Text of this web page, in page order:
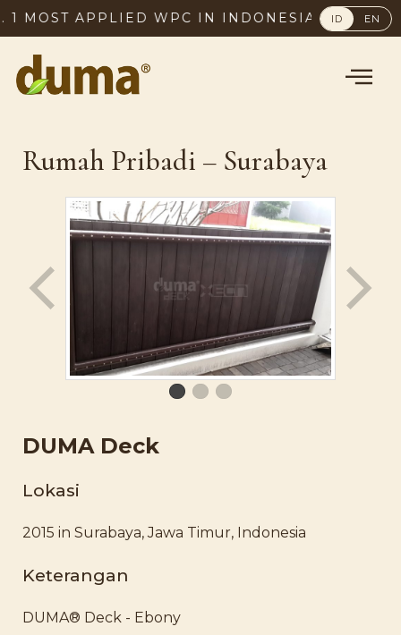
APPLIED WPC IN INDONESIA, SINCE 2003
ID EN
Rumah Pribadi – Surabaya
DUMA Deck
Lokasi
2015 in Surabaya, Jawa Timur, Indonesia
Keterangan
DUMA® Deck - Ebony